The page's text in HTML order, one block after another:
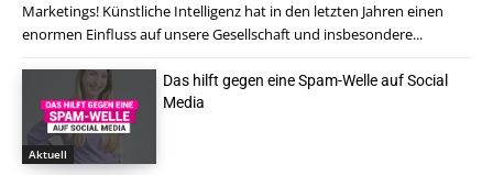
Marketings! Künstliche Intelligenz hat in den letzten Jahren einen
enormen Einfluss auf unsere Gesellschaft und insbesondere...
Aktuell
Das hilft gegen eine Spam-Welle auf Social
Media